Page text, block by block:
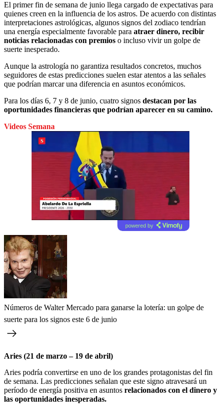
El primer fin de semana de junio llega cargado de expectativas para
quienes creen en la influencia de los astros. De acuerdo con distintas
interpretaciones astrológicas, algunos signos del zodiaco tendrían
una energía especialmente favorable para atraer dinero, recibir
noticias relacionadas con premios o incluso vivir un golpe de
suerte inesperado.
Aunque la astrología no garantiza resultados concretos, muchos
seguidores de estas predicciones suelen estar atentos a las señales
que podrían marcar una diferencia en asuntos económicos.
Para los días 6, 7 y 8 de junio, cuatro signos destacan por las
oportunidades financieras que podrían aparecer en su camino.
Videos Semana
powered by
Números de Walter Mercado para ganarse la lotería: un golpe de
suerte para los signos este 6 de junio
Aries (21 de marzo – 19 de abril)
Aries podría convertirse en uno de los grandes protagonistas del fin
de semana. Las predicciones señalan que este signo atravesará un
período de energía positiva en asuntos relacionados con el dinero y
las oportunidades inesperadas.